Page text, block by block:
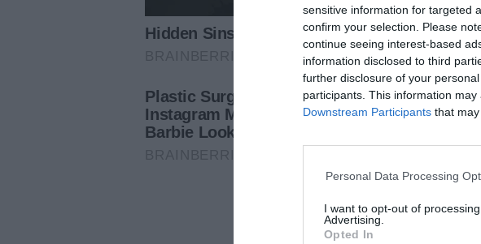
sensitive information for targeted
confirm your selection. Please
continue seeing interest-based
information disclosed to third
further disclosure of your
participants. This information
Downstream Participants that
Personal Data Processing
I want to opt-out of
Advertising.
Opted In